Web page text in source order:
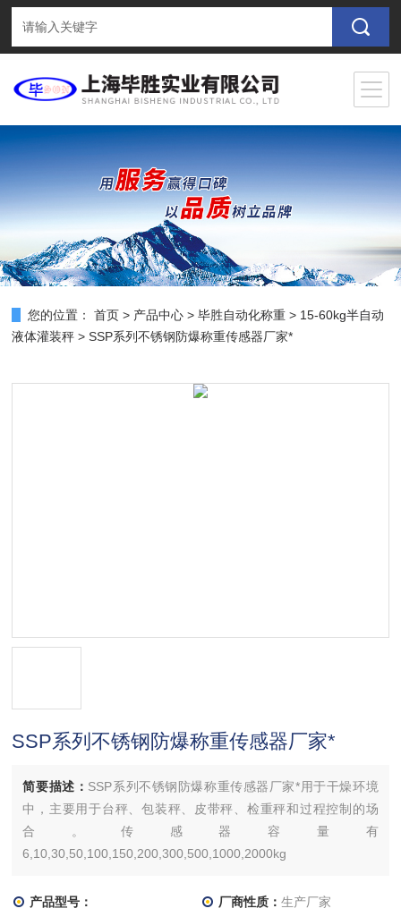
您的位置： 首页 > 产品中心 >毕胜自动化称重 > 15-60kg半自动
液体灌装秤 > SSP系列不锈钢防爆称重传感器厂家*
SSP系列不锈钢防爆称重传感器厂家*
简要描述： SSP系列不锈钢防爆称重传感器厂家*用于干燥环境
中，主要用于台秤、包装秤、皮带秤、检重秤和过程控制的场
合。传感器容量有
6,10,30,50,100,150,200,300,500,1000,2000kg
产品型号： 厂商性质： 生产厂家